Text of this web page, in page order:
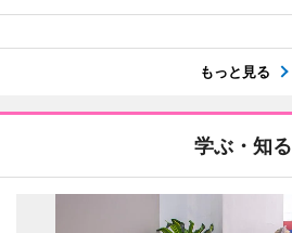
もっと見る
学ぶ・知る